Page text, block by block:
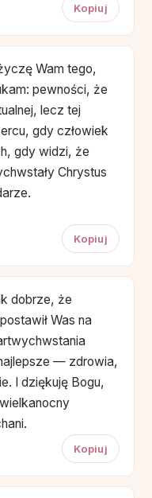
Kopiuj
Wam tego,
pewności, że
lecz tej
gdy człowiek
gdy widzi, że
Chrystus
Kopiuj
dobrze, że
Was na
— zdrowia,
I dziękuję Bogu,
Kopiuj